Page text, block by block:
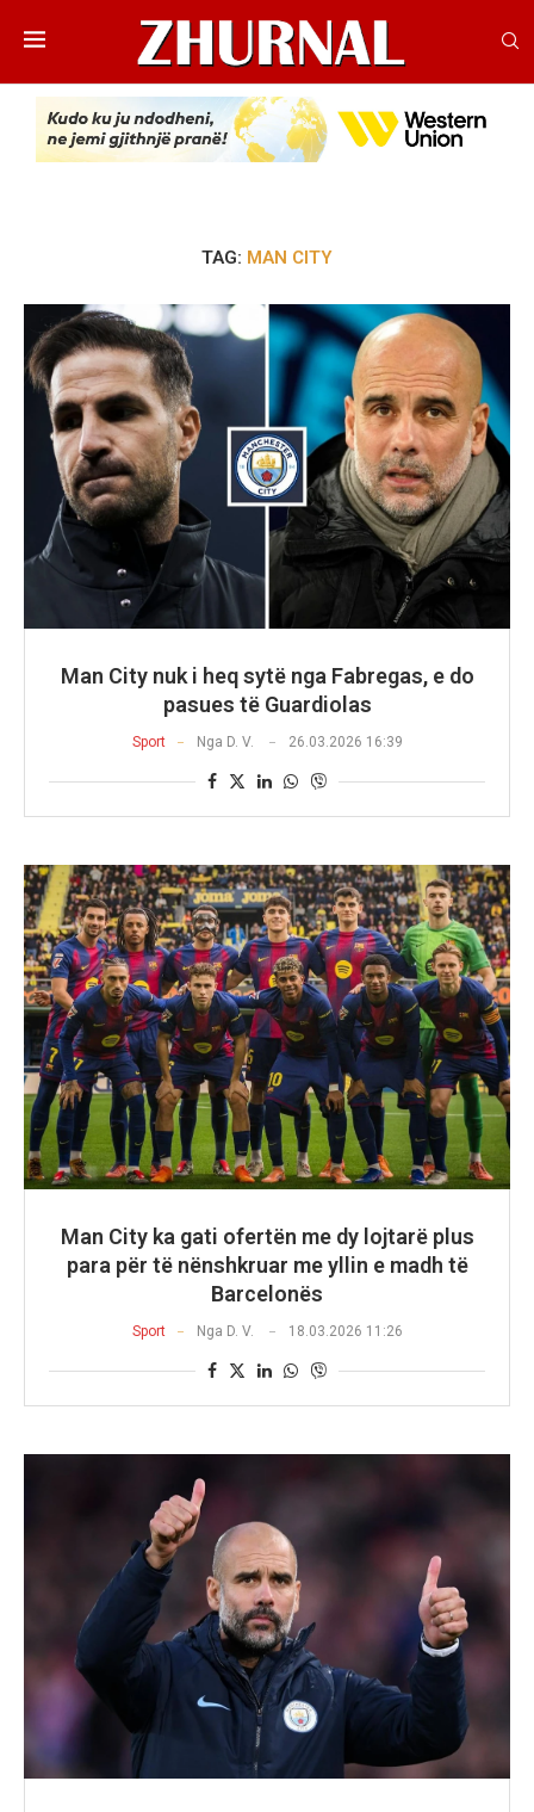
TAG: MAN CITY
Man City nuk i heq sytë nga Fabregas, e do
pasues të Guardiolas
Sport Nga D. V. 26.03.2026 16:39
Man City ka gati ofertën me dy lojtarë plus
para për të nënshkruar me yllin e madh të
Barcelonës
Sport Nga D. V. 18.03.2026 11:26